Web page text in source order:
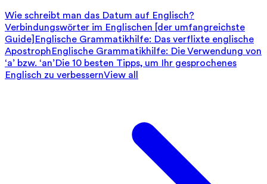
Wie schreibt man das Datum auf Englisch?
Verbindungswörter im Englischen [der umfangreichste
Guide] Englische Grammatikhilfe: Das verflixte englische
ApostrophEnglische Grammatikhilfe: Die Verwendung von
‘a’ bzw. ‘an’Die 10 besten Tipps, um Ihr gesprochenes
Englisch zu verbessernView all